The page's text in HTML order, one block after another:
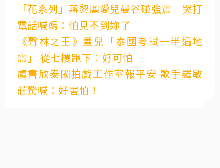
「花系列」蔣黎麗愛兒曼谷碰強震 哭打
電話喊媽：怕見不到妳了
《聲林之王》蓋兒「泰國考試一半遇地
震」 從七樓跑下：好可怕
虞書欣泰國拍戲工作室報平安 歌手羅敏
莊驚喊：好害怕！